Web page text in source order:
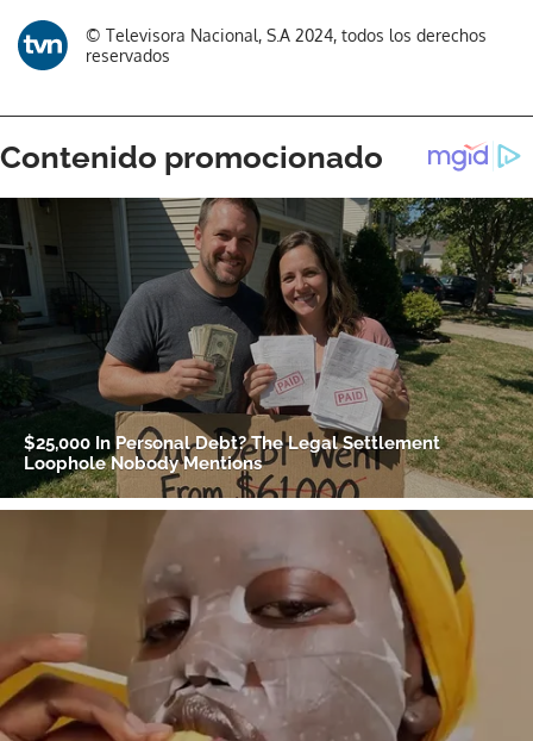
© Televisora Nacional, S.A 2024, todos los derechos
reservados